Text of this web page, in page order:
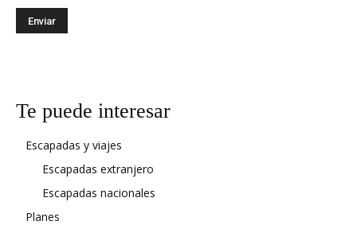
Te puede interesar
Escapadas y viajes
Escapadas extranjero
Escapadas nacionales
Planes